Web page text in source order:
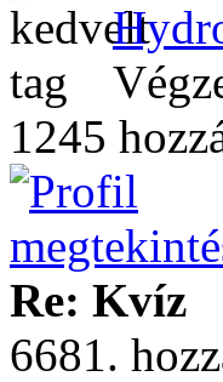
1245
Re: Kvíz
6681.